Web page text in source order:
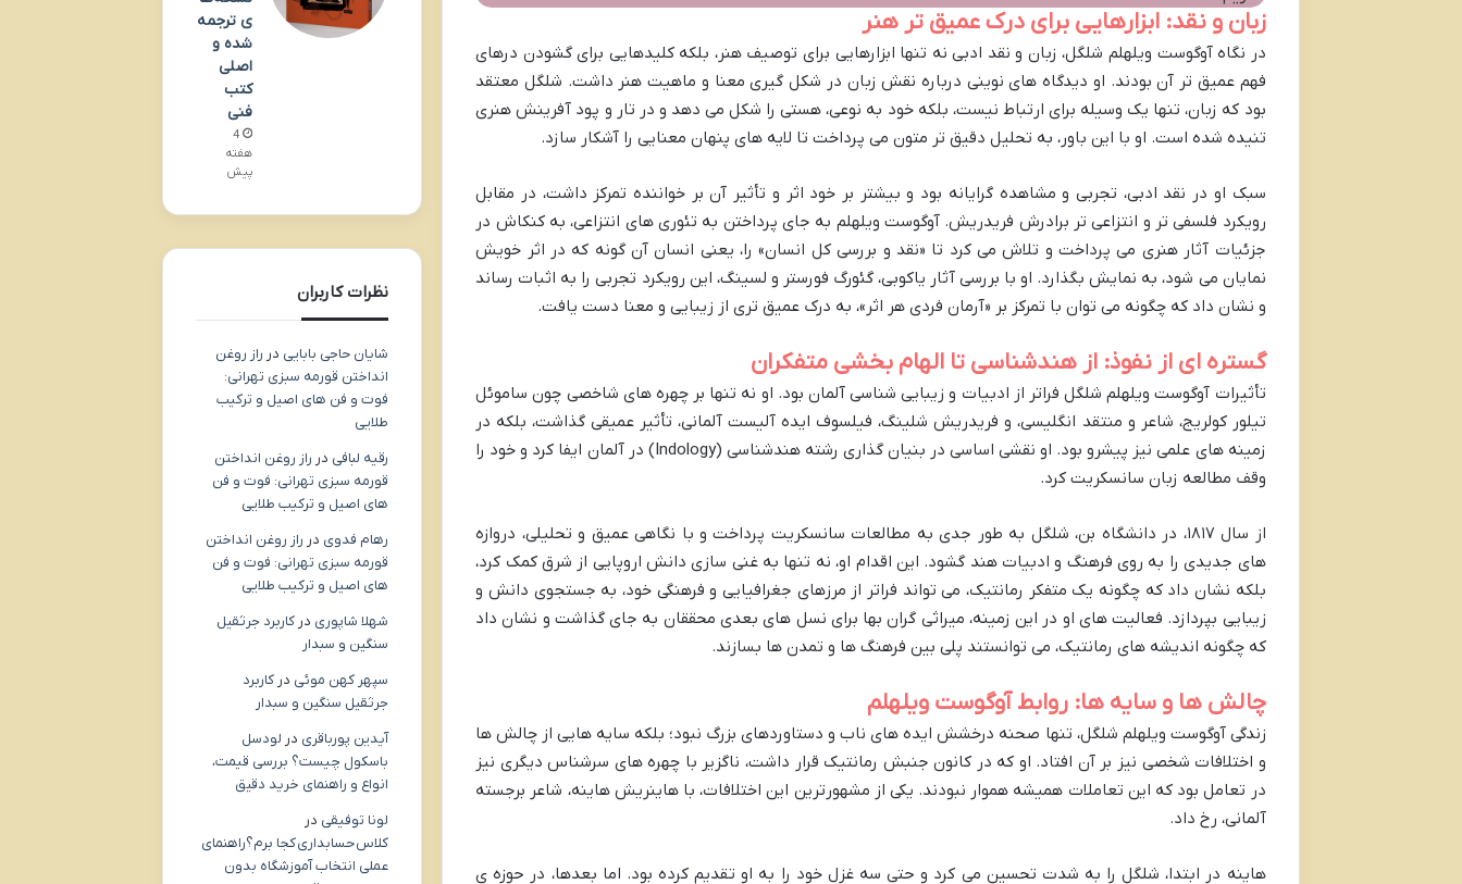
زبان و نقد: ابزارهایی برای درک عمیق تر هنر
در نگاه آوگوست ویلهلم شلگل، زبان و نقد ادبی نه تنها ابزارهایی برای توصیف هنر، بلکه کلیدهایی برای گشودن درهای
فهم عمیق تر آن بودند. او دیدگاه های نوینی درباره نقش زبان در شکل گیری معنا و ماهیت هنر داشت. شلگل معتقد
بود که زبان، تنها یک وسیله برای ارتباط نیست، بلکه خود به نوعی، هستی را شکل می دهد و در تار و پود آفرینش هنری
تنیده شده است. او با این باور، به تحلیل دقیق تر متون می پرداخت تا لایه های پنهان معنایی را آشکار سازد.
سبک او در نقد ادبی، تجربی و مشاهده گرایانه بود و بیشتر بر خود اثر و تأثیر آن بر خواننده تمرکز داشت، در مقابل
رویکرد فلسفی تر و انتزاعی تر برادرش فریدریش. آوگوست ویلهلم به جای پرداختن به تئوری های انتزاعی، به کنکاش در
جزئیات آثار هنری می پرداخت و تلاش می کرد تا «نقد و بررسی کل انسان» را، یعنی انسان آن گونه که در اثر خویش
نمایان می شود، به نمایش بگذارد. او با بررسی آثار یاکوبی، گئورگ فورستر و لسینگ، این رویکرد تجربی را به اثبات رساند
و نشان داد که چگونه می توان با تمرکز بر «آرمان فردی هر اثر»، به درک عمیق تری از زیبایی و معنا دست یافت.
گستره ای از نفوذ: از هندشناسی تا الهام بخشی متفکران
تأثیرات آوگوست ویلهلم شلگل فراتر از ادبیات و زیبایی شناسی آلمان بود. او نه تنها بر چهره های شاخصی چون ساموئل
تیلور کولریج، شاعر و منتقد انگلیسی، و فریدریش شلینگ، فیلسوف ایده آلیست آلمانی، تأثیر عمیقی گذاشت، بلکه در
زمینه های علمی نیز پیشرو بود. او نقشی اساسی در بنیان گذاری رشته هندشناسی (Indology) در آلمان ایفا کرد و خود را
وقف مطالعه زبان سانسکریت کرد.
از سال ۱۸۱۷، در دانشگاه بن، شلگل به طور جدی به مطالعات سانسکریت پرداخت و با نگاهی عمیق و تحلیلی، دروازه
های جدیدی را به روی فرهنگ و ادبیات هند گشود. این اقدام او، نه تنها به غنی سازی دانش اروپایی از شرق کمک کرد،
بلکه نشان داد که چگونه یک متفکر رمانتیک، می تواند فراتر از مرزهای جغرافیایی و فرهنگی خود، به جستجوی دانش و
زیبایی بپردازد. فعالیت های او در این زمینه، میراثی گران بها برای نسل های بعدی محققان به جای گذاشت و نشان داد
که چگونه اندیشه های رمانتیک، می توانستند پلی بین فرهنگ ها و تمدن ها بسازند.
چالش ها و سایه ها: روابط آوگوست ویلهلم
زندگی آوگوست ویلهلم شلگل، تنها صحنه درخشش ایده های ناب و دستاوردهای بزرگ نبود؛ بلکه سایه هایی از چالش ها
و اختلافات شخصی نیز بر آن افتاد. او که در کانون جنبش رمانتیک قرار داشت، ناگزیر با چهره های سرشناس دیگری نیز
در تعامل بود که این تعاملات همیشه هموار نبودند. یکی از مشهورترین این اختلافات، با هاینریش هاینه، شاعر برجسته
آلمانی، رخ داد.
هاینه در ابتدا، شلگل را به شدت تحسین می کرد و حتی سه غزل خود را به او تقدیم کرده بود. اما بعدها، در حوزه ی
ی ترجمه
شده و
اصلی
کتب
فنی
4
هفته
پیش
نظرات کاربران
شایان حاجی بابایی در راز روغن
انداختن قورمه سبزی تهرانی:
فوت و فن های اصیل و ترکیب
طلایی
رقیه لبافی در راز روغن انداختن
قورمه سبزی تهرانی: فوت و فن
های اصیل و ترکیب طلایی
رهام فدوی در راز روغن انداختن
قورمه سبزی تهرانی: فوت و فن
های اصیل و ترکیب طلایی
شهلا شاپوری در کاربرد جرثقیل
سنگین و سبدار
سپهر کهن موئی در کاربرد
جرثقیل سنگین و سبدار
آیدین پورباقری در لودسل
باسکول چیست؟ بررسی قیمت،
انواع و راهنمای خرید دقیق
لونا توفیقی در
کلاس حسابداری کجا برم؟راهنمای
عملی انتخاب آموزشگاه بدون